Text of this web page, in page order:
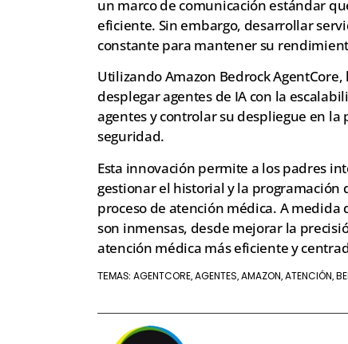
un marco de comunicación estándar
eficiente. Sin embargo, desarrollar
constante para mantener su
Utilizando Amazon Bedrock
desplegar agentes de IA con la
agentes y controlar su despliegue en
seguridad.
Esta innovación permite a los padres
gestionar el historial y la
proceso de atención médica. A medida
son inmensas, desde mejorar la
atención médica más eficiente y
TEMAS: AGENTCORE, AGENTES, AMAZON, ATENCIÓN,